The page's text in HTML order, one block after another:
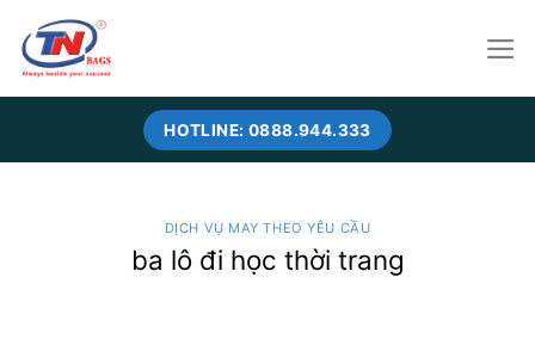
content
HOTLINE: 0888.944.333
DỊCH VỤ MAY THEO YÊU CẦU
ba lô đi học thời trang